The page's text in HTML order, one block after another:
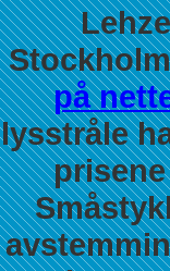
på
lysstråle
prisene